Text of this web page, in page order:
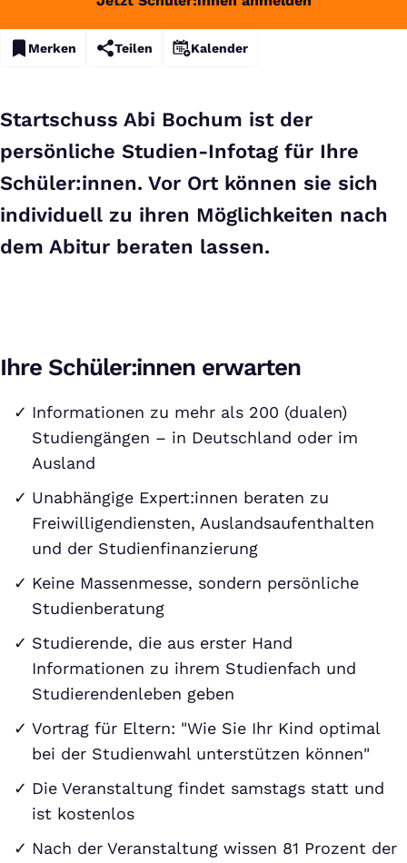
Merken Teilen Kalender
Startschuss Abi Bochum ist der
persönliche Studien-Infotag für Ihre
Schüler:innen. Vor Ort können sie sich
individuell zu ihren Möglichkeiten nach
dem Abitur beraten lassen.
Ihre Schüler:innen erwarten
Informationen zu mehr als 200 (dualen)
Studiengängen – in Deutschland oder im
Ausland
Unabhängige Expert:innen beraten zu
Freiwilligendiensten, Auslandsaufenthalten
und der Studienfinanzierung
Keine Massenmesse, sondern persönliche
Studienberatung
Studierende, die aus erster Hand
Informationen zu ihrem Studienfach und
Studierendenleben geben
Vortrag für Eltern: "Wie Sie Ihr Kind optimal
bei der Studienwahl unterstützen können"
Die Veranstaltung findet samstags statt und
ist kostenlos
Nach der Veranstaltung wissen 81 Prozent der